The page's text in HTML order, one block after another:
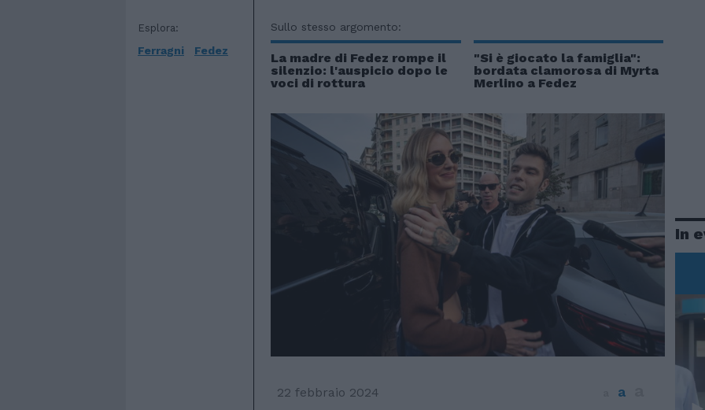
Esplora:
Ferragni Fedez
Sullo stesso argomento:
La madre di Fedez rompe il
silenzio: l'auspicio dopo le
voci di rottura
"Si è giocato la famiglia":
bordata clamorosa di Myrta
Merlino a Fedez
22 febbraio 2024 a
In